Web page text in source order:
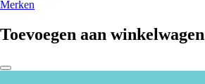
Merken
Toevoegen aan